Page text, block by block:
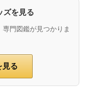
ズを見る
門図鑑が見つかりま
見る